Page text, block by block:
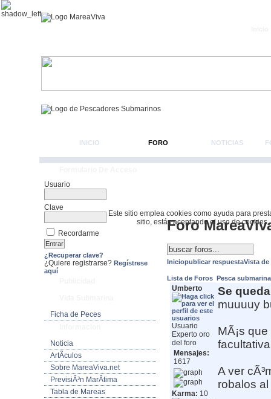
Este sitio emplea cookies como ayuda para
sitio, estás aceptando el uso de cookies.
INICIO FORO NOTICIAS
Usuario
Clave
Recordarme
¿Recuperar clave?
¿Quiere registrarse? Regístrese
aquí
Ficha de Peces
Noticia
ArtÃ­culos
Sobre MareaViva.net
PrevisiÃ³n MarÃ­tima
Tabla de Mareas
Foro
Iniciopublicar respuestaVista de
Lista de Foros Pesca
Umberto
Usuario
Experto oro
del foro
Mensajes:
1617
Karma: 10
Se
muuuuy
MÃ¡s
A ver
robalos